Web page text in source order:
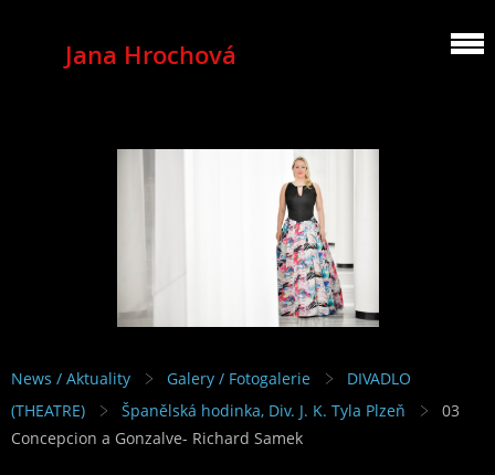
Jana Hrochová
MEZZOSOPRANO
News / Aktuality Galery / Fotogalerie
DIVADLO
(THEATRE)
Španělská hodinka, Div. J. K. Tyla Plzeň
03
Concepcion a Gonzalve- Richard Samek